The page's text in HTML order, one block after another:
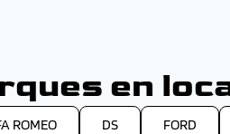
en
ROMEO DS FORD